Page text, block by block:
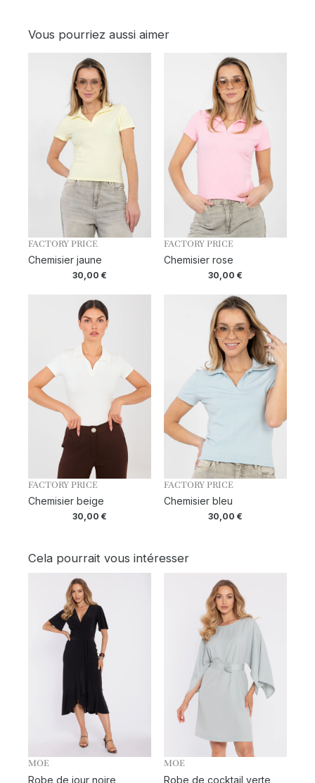
Vous pourriez aussi aimer
FACTORY PRICE
Chemisier jaune
30,00€
FACTORY PRICE
Chemisier rose
30,00 €
FACTORY PRICE
Chemisier beige
30,00€
FACTORY PRICE
Chemisier bleu
30,00 €
Cela pourrait vous intéresser
MOE
Robe de jour noire
MOE
Robe de cocktail verte